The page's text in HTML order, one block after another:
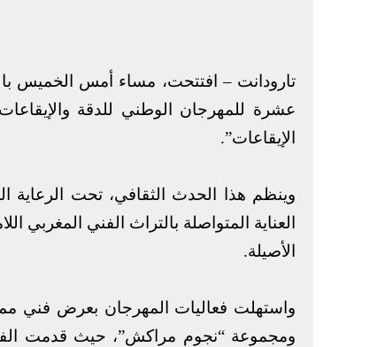
تارودانت – افتتحت، مساء أمس الخميس
عشرة للمهرجان الوطني للدقة
الإيقاعات”.
وينظم هذا الحدث الثقافي، تحت الرعاية
العناية المتواصلة بالتراث الفني المغربي
الأصيلة.
واستهلت فعاليات المهرجان بعرض فني مميز
ومجموعة “نجوم مراكش”، حيث قدمت